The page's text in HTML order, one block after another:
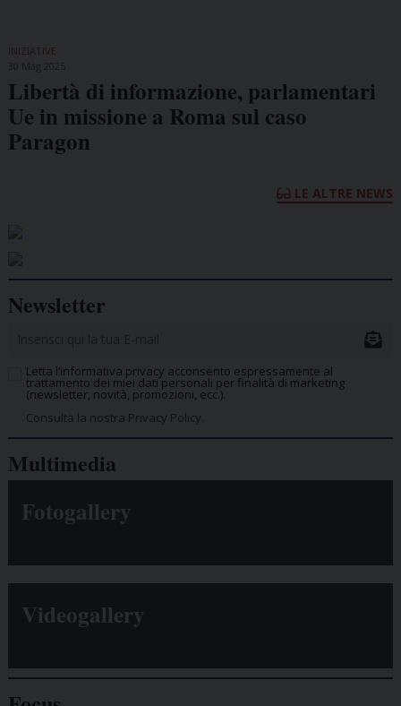
INIZIATIVE
Libertà di informazione, parlamentari
Ue in missione a Roma sul caso
Paragon
LE ALTRE NEWS
Newsletter
Letta l’informativa privacy acconsento espressamente al
trattamento dei miei dati personali per finalità di marketing
(newsletter, novità, promozioni, ecc.).
Consulta la nostra Privacy Policy.
Multimedia
Fotogallery
Videogallery